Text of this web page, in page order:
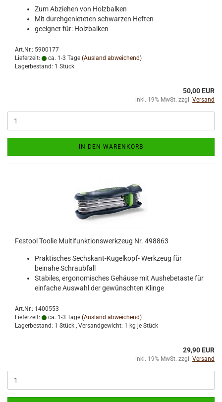
Zum Abziehen von Holzbalken
Mit durchgenieteten schwarzen Heften
geeignet für: Holzbalken
Art.Nr.: 5900177
Lieferzeit:
ca. 1-3 Tage (Ausland abweichend)
Lagerbestand: 1 Stück
50,00 EUR
inkl. 19% MwSt. zzgl. Versand
IN DEN WARENKORB
Festool Toolie Multifunktionswerkzeug Nr. 498863
Praktisches Sechskant-Kugelkopf- Werkzeug für
beinahe Schraubfall
Stabiles, ergonomisches Gehäuse mit Aushebetaste für
einfache Auswahl der gewünschten Klinge
Art.Nr.: 1400553
Lieferzeit:
ca. 1-3 Tage (Ausland abweichend)
Lagerbestand: 1 Stück , Versandgewicht: 1 kg je Stück
29,90 EUR
inkl. 19% MwSt. zzgl. Versand